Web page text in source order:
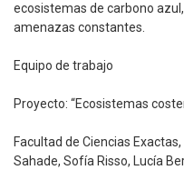
ecosistemas de carbono
amenazas constantes.
Equipo de trabajo
Proyecto: “Ecosistemas
Facultad de Ciencias
Sahade, Sofía Risso, Lucía